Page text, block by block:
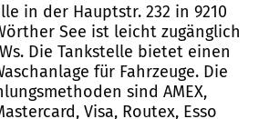
in der Hauptstr. 232 in 9210
See ist leicht zugänglich
Die Tankstelle bietet einen
für Fahrzeuge. Die
sind AMEX,
Visa, Routex, Esso